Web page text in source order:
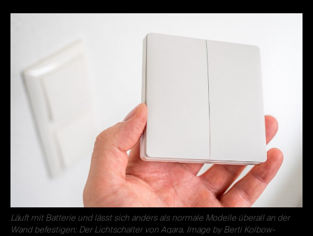
Läuft mit Batterie und lässt sich anders als normale Modelle überall an der
Wand befestigen: Der Lichtschalter von Aqara. Image by Berti Kolbow-